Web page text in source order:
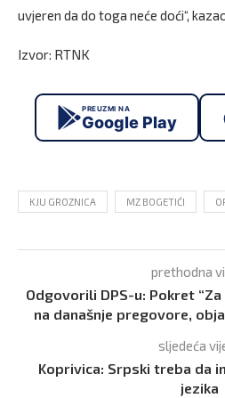
uvjeren da do toga neće doći“,
Izvor: RTNK
PREUZMI NA
Google Play
KJU GROZNICA MZ BOGETIĆI
prethodna
Odgovorili DPS-u: Pokret
na današnje pregovore,
sljedeća
Koprivica: Srpski treba da
jezika